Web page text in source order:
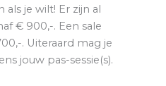
je wilt! Er zijn al
€ 900,-. Een sale
. Uiteraard mag je
jouw pas-sessie(s).